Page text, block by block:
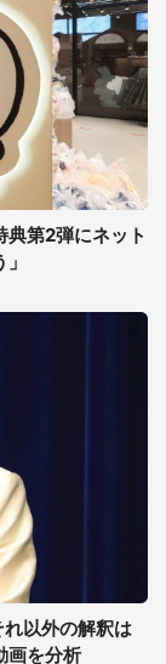
典第2弾にネット
れ以外の解釈は
画を分析